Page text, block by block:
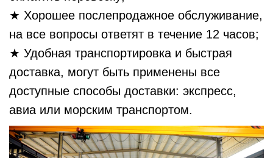
★ Хорошее послепродажное обслуживание,
на все вопросы ответят в течение 12 часов;
★ Удобная транспортировка и быстрая
доставка, могут быть применены все
доступные способы доставки: экспресс,
авиа или морским транспортом.